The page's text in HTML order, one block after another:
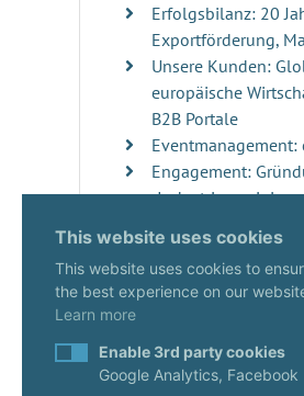
Erfolgsbilanz: 20
Exportförderung,
Unsere Kunden:
europäische
B2B Portale
Eventmanagement:
Engagement:
der DIN Norm 4866
ups, innovativen
Start-ups:
This website uses cookies
This website uses cookies to
the best experience on our
Learn more
Enable 3rd party cookies
Google Analytics, Facebook